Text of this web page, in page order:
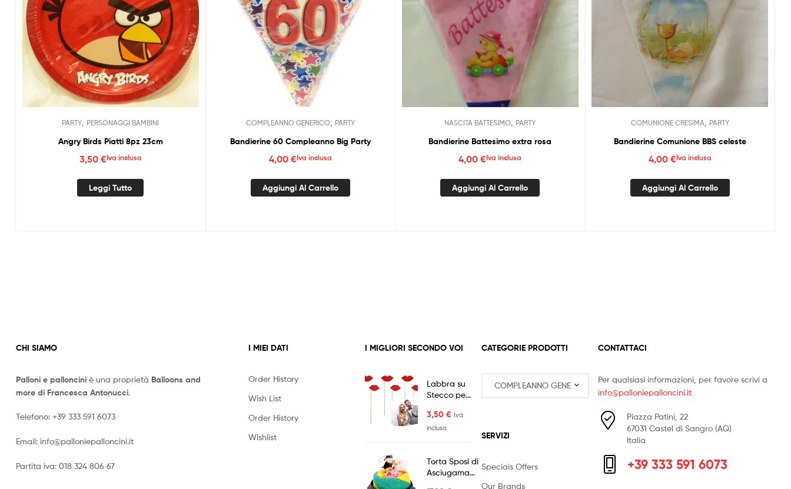
PARTY PERSONAGGI BAMBINI
Angry Birds Piatti 8pz 23cm
3,50 €Iva inclusa
Leggi Tutto
COMPLEANNO GENERICO PARTY
Bandierine 60 Compleanno Big Party
4,00 €Iva inclusa
Aggiungi Al Carrello
NASCITA BATTESIMO PARTY
Bandierine Battesimo extra rosa
4,00€Iva inclusa
Aggiungi Al Carrello
COMUNIONE CRESIMA PARTY
Bandierine Comunione BBS celeste
4,00 €Iva inclusa
Aggiungi Al Carrello
CHI SIAMO
Palloni e palloncini è una proprietà Balloons and
more di Francesca Antonucci.
Telefono: +39 333 591 6073
Email: info@palloniepalloncini.it
Partita iva: 018 324 806 67
I MIEI DATI
Order History
Wish List
Order History
Wishlist
I MIGLIORI SECONDO VOI
Labbra su
Stecco per
6pz
3,50€ Iva
inclusa
Torta Sposi di
Asciugamano
CATEGORIE PRODOTTI
SERVIZI
Speciais Offers
Our Brands
CONTATTACI
Per qualsiasi informazioni, per favore scrivi a
info@palloniepalloncini.it
Piazza Patini, 22
67031 Castel di Sangro (AQ)
Italia
+39 333 591 6073